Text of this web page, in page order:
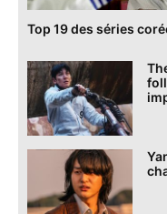
Top 19 des séries